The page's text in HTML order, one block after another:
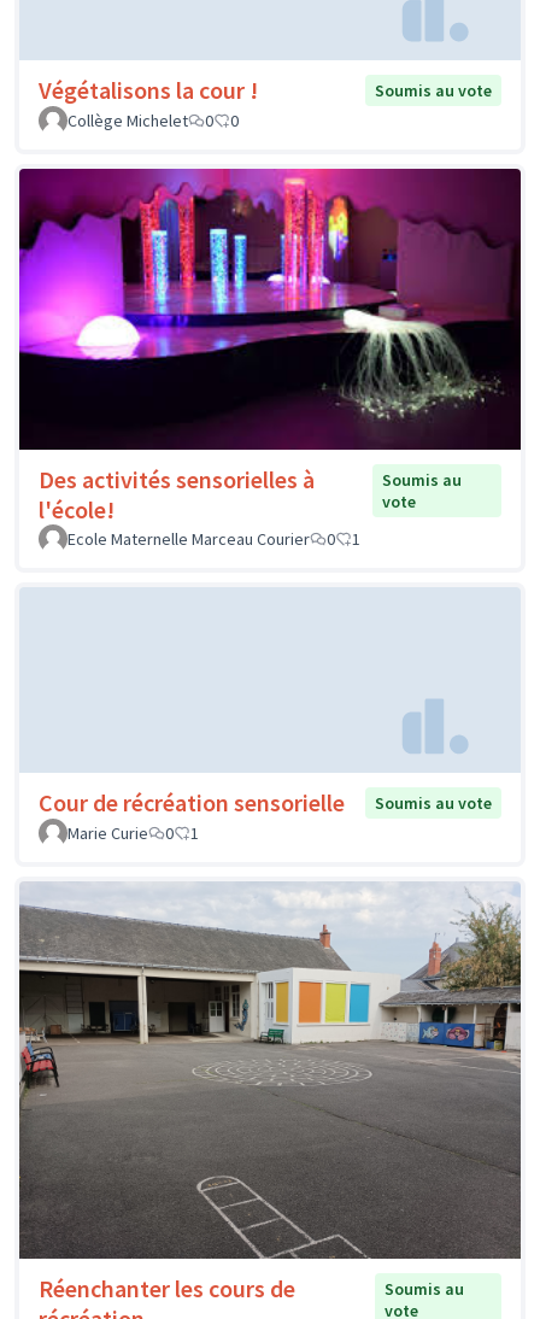
Végétalisons la cour !
Soumis au vote
Collège Michelet
0 0
Des activités sensorielles à
l'école!
Soumis au
vote
Ecole Maternelle Marceau Courier
0 1
Cour de récréation sensorielle
Soumis au vote
Marie Curie
0 1
Réenchanter les cours de
Soumis au
vote